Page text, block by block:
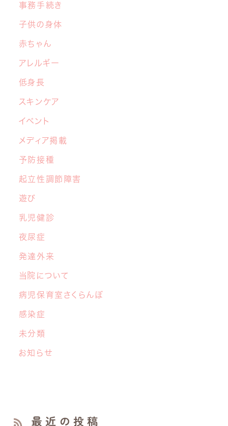
【子育てこころのヒント講座】６月開催の
お知らせ
マイナ保険証と医療証のご利用について
2026年3月10日
ぞらフェス
事務手続き
子供の身体
赤ちゃん
アレルギー
低身長
スキンケア
イベント
メディア掲載
予防接種
起立性調節障害
遊び
乳児健診
夜尿症
発達外来
当院について
病児保育室さくらんぼ
感染症
未分類
お知らせ
最近の投稿